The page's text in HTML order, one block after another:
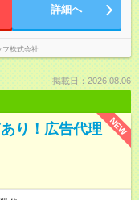
詳細へ
フ株式会社
掲載日：2026.08.06
NEW
り！広告代理